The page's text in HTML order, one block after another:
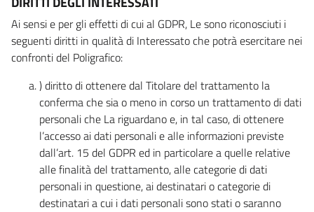
Ai sensi e per gli effetti di cui al GDPR, Le sono riconosciuti i
seguenti diritti in qualità di Interessato che potrà esercitare nei
confronti del Poligrafico:
) diritto di ottenere dal Titolare del trattamento la
conferma che sia o meno in corso un trattamento di dati
personali che La riguardano e, in tal caso, di ottenere
l’accesso ai dati personali e alle informazioni previste
dall’art. 15 del GDPR ed in particolare a quelle relative
alle finalità del trattamento, alle categorie di dati
personali in questione, ai destinatari o categorie di
destinatari a cui i dati personali sono stati o saranno